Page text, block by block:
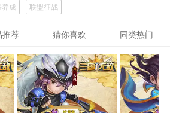
成 联盟征战
推荐 猜你喜欢 同类热门